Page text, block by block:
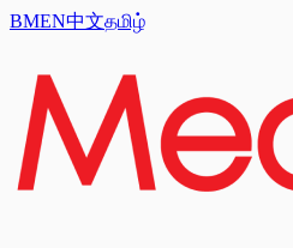
BMEN中文தமிழ்